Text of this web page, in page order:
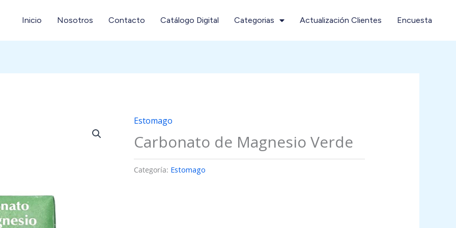
Inicio Nosotros Contacto Catálogo Digital Categorias Actualización Clientes Encuesta
Estomago
Carbonato de Magnesio Verde
Categoría: Estomago